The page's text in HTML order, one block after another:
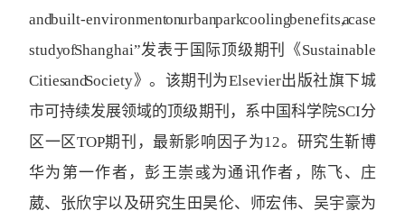
and built-environment on urban park cooling benefits, a case
study of Shanghai”发表于国际顶级期刊《Sustainable
Cities and Society》。该期刊为Elsevier出版社旗下城
市可持续发展领域的顶级期刊，系中国科学院SCI分
区一区TOP期刊，最新影响因子为12。 研究生靳博
华为第一作者，彭王崇彧为通讯作者，陈飞、庄
葳、张欣宇以及研究生田昊伦、师宏伟、吴宇豪为